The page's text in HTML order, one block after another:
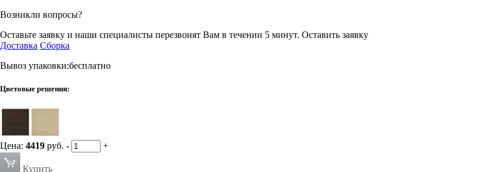
Возникли вопросы?
Оставьте заявку и наши специалисты перезвонят Вам в течении 5 минут. Оставить заявку
Доставка Сборка
Вывоз упаковки:бесплатно
Цветовые решения:
Цена: 4419 руб. - +
Купить